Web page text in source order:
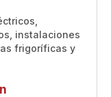
instalaciones
frigoríficas y